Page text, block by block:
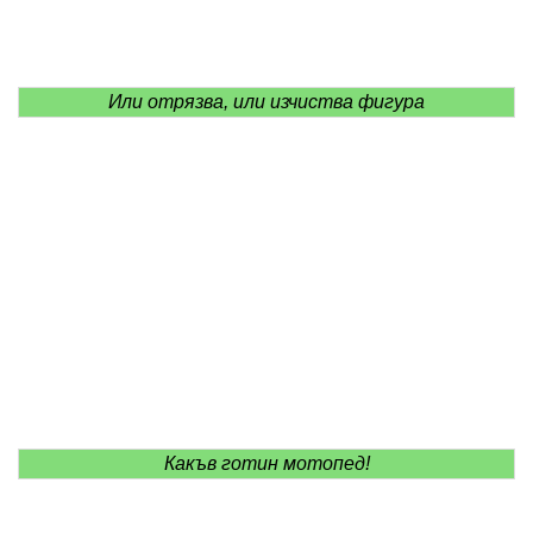
Или отрязва, или изчиства фигура
Какъв готин мотопед!